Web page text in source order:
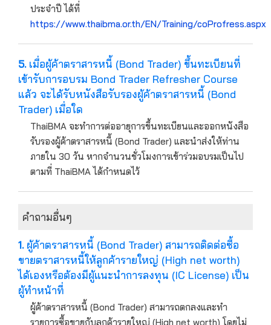
ประจำปี ได้ที่
https://www.thaibma.or.th/EN/Training/coProfress.aspx
5.เมื่อผู้ค้าตราสารหนี้ (Bond Trader) ขึ้นทะเบียนที่
เข้ารับการอบรม Bond Trader Refresher Course
แล้ว จะได้รับหนังสือรับรองผู้ค้าตราสารหนี้ (Bond
Trader) เมื่อใด
ThaiBMA จะทำการต่ออายุการขึ้นทะเบียนและออกหนังสือ
รับรองผู้ค้าตราสารหนี้ (Bond Trader) และนำส่งให้ท่าน
ภายใน 30 วัน หากจำนวนชั่วโมงการเข้าร่วมอบรมเป็นไป
ตามที่ ThaiBMA ได้กำหนดไว้
คำถามอื่นๆ
1.ผู้ค้าตราสารหนี้ (Bond Trader) สามารถติดต่อซื้อ
ขายตราสารหนี้ให้ลูกค้ารายใหญ่ (High net worth)
ได้เองหรือต้องมีผู้แนะนำการลงทุน (IC License) เป็น
ผู้ทำหน้าที่
ผู้ค้าตราสารหนี้ (Bond Trader) สามารถตกลงและทำ
รายการซื้อขายกับลูกค้ารายใหญ่ (High net worth) โดยไม่